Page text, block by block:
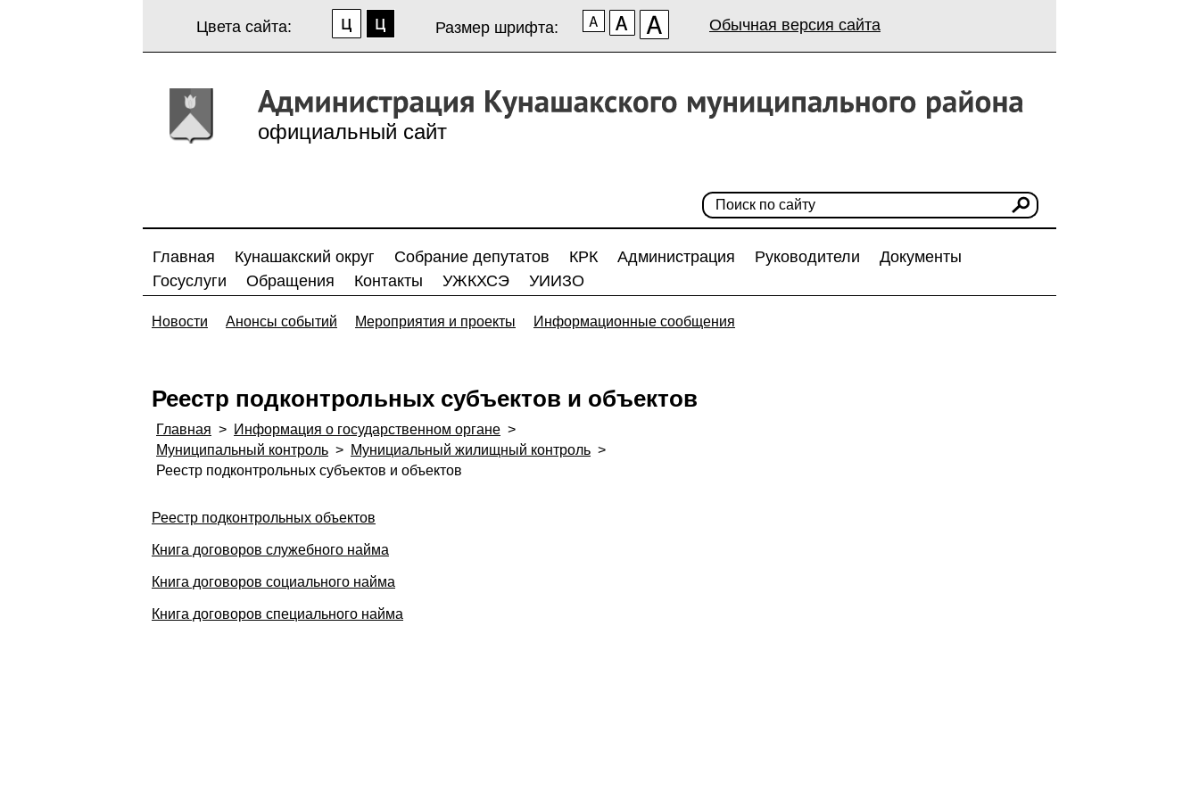
Цвета сайта: Размер шрифта: Обычная версия сайта
официальный сайт
Главная Кунашакский округ Собрание депутатов КРК Администрация Руководители
Документы
Госуслуги
Обращения Контакты УЖКХСЭ УИИЗО
Новости Анонсы событий Мероприятия и проекты Информационные сообщения
Реестр подконтрольных субъектов и объектов
Главная > Информация о государственном органе >
Муниципальный контроль > Мунициальный жилищный контроль >
Реестр подконтрольных субъектов и объектов
Реестр подконтрольных объектов
Книга договоров служебного найма
Книга договоров социального найма
Книга договоров специального найма